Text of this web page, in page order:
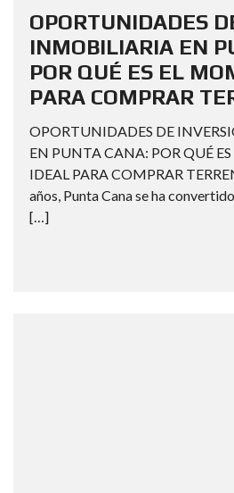
OPORTUNIDADES
INMOBILIARIA EN
POR QUÉ ES EL
PARA COMPRAR
OPORTUNIDADES DE
EN PUNTA CANA: POR QUÉ
IDEAL PARA COMPRAR
años, Punta Cana se ha
[…]